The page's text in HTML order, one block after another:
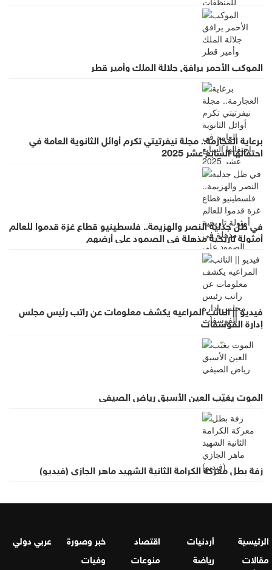
الموكب الأحمر يرافق جلالة الملك وأمير قطر
برعاية العجارمة.. مجلة نيفرتيتي تكرم أوائل الثانوية العامة في
احتفالها السابع عشر 2025
في ظل جدلية النصر والهزيمة.. فلسطينيو قطاع غزة قدموا للعالم
أمثولة تاريخية مذهلة في الصمود على أرضهم
فيديو || النائب المراعيه يكشف معلومات عن راتب رئيس مجلس
إدارة الفوسفات
الموت يغيّب العين الأسبق رياض الصيفي
زفة بطل معركة الكرامة الثانية الشهيد ماهر الجازي (فيديو)
الرئيسية أردنيات اقتصاد خبر وصورة
عربي دولي
مقالات
رياضة منوعات وفيات